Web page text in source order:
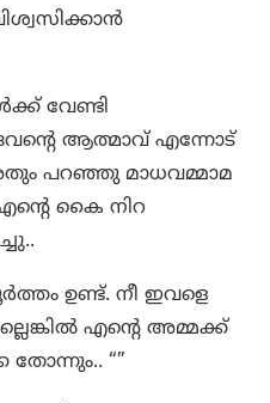
വേണ്ടി
ആത്മാവ് എന്നോട്
പറഞ്ഞു മാധവമ്മാമ
എന്റെ കൈ നിറ
ഉണ്ട്. നീ ഇവളെ
എന്റെ അമ്മക്ക്
തോന്നും.. “”